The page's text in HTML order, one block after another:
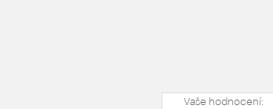
Vaše hodnocení: